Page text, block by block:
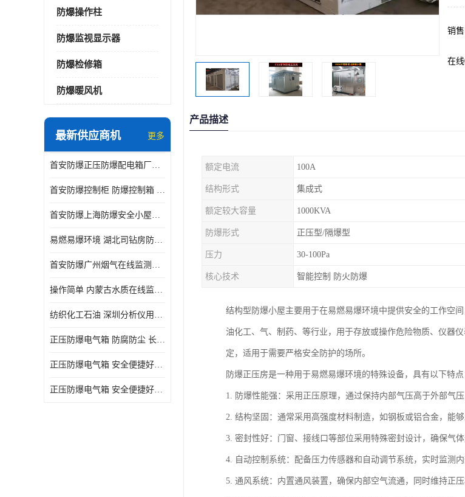
防爆操作柱
防爆监视显示器
防爆检修箱
防爆暖风机
最新供应商机 更多
首安防爆正压防爆配电箱厂家直供
首安防爆控制柜 防爆控制箱 厂家直售
首安防爆上海防爆安全小屋厂家直售
易燃易爆环境 湖北司钻房防爆分析小屋
首安防爆广州烟气在线监测防爆分析小屋厂家直售
操作简单 内蒙古水质在线监测防爆小屋
纺织化工石油 深圳分析仪用防爆小屋
正压防爆电气箱 防腐防尘 长沙正压型防爆电箱
正压防爆电气箱 安全便捷好操作 深圳防爆电气柜
正压防爆电气箱 安全便捷好操作 深圳粉尘防爆正压电气箱
销售
在线
产品描述
额定电流 100A
结构形式 集成式
额定较大容量 1000KVA
防爆形式 正压型/隔爆型
压力 30-100Pa
核心技术 智能控制 防火防爆
结构型防爆小屋主要用于在易燃易爆环境中提供安全的工作空
油化工、气、制药、等行业，用于存放或操作危险物质、仪器
定，适用于需要严格安全防护的场所。
防爆正压房是一种用于易燃易爆环境的特殊设备，具有以下特点
1. 防爆性能强：采用正压原理，通过保持内部气压高于外部气
2. 结构坚固：通常采用高强度材料制造，如钢板或铝合金，能
3. 密封性好：门窗、接线口等部位采用特殊密封设计，确保气体
4. 自动控制系统：配备压力传感器和自动调节系统，实时监测
5. 通风系统：内置通风装置，确保内部空气流通，同时维持正压